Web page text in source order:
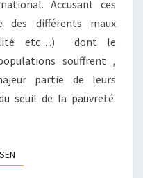
Accusant ces
des différents maux
etc…) dont le
souffrent ,
partie de leurs
seuil de la pauvreté.
WEITERLESEN